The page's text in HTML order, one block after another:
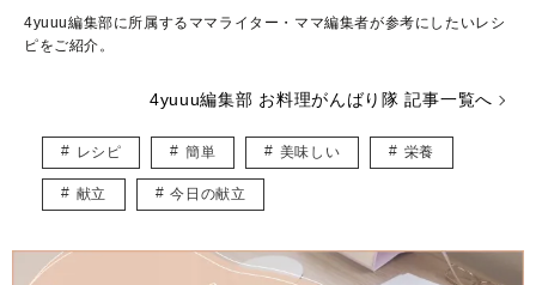
4yuuu編集部に所属するママライター・ママ編集者が参考にしたいレシ
ピをご紹介。
4yuuu編集部 お料理がんばり隊 記事一覧へ
レシピ 簡単 美味しい 栄養
献立 今日の献立